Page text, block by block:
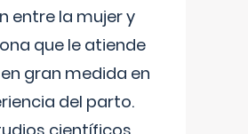
entre la mujer y
que le atiende
gran medida en
del parto.